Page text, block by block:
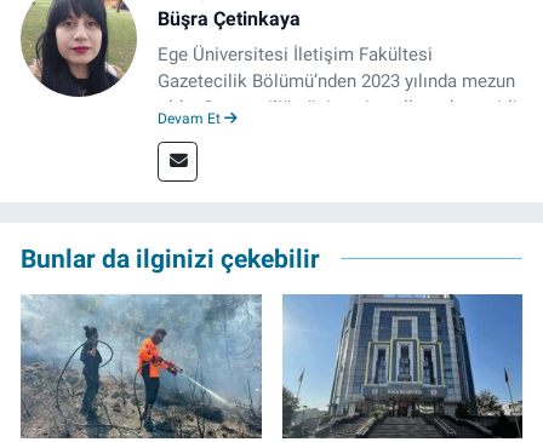
Büşra Çetinkaya
Ege Üniversitesi İletişim Fakültesi
Gazetecilik Bölümü’nden 2023 yılında mezun
oldu. Gazeteciliğe üniversite yıllarında çeşitli
Meslek hayatına 2023'te İzmir'de başlayan
gazeteci, halen izgazete.net’te editör olarak
Devam Et
Bunlar da ilginizi çekebilir